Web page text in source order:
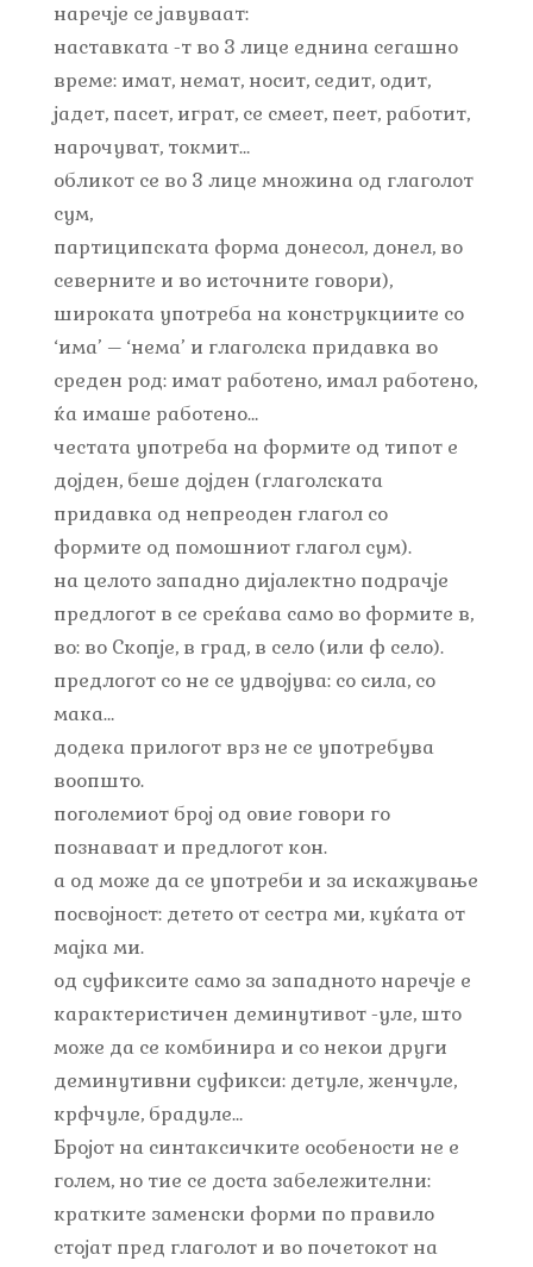
наречје се јавуваат:
наставката -т во 3 лице еднина сегашно
време: имат, немат, носит, седит, одит,
јадет, пасет, играт, се смеет, пеет, работит,
нарочуват, токмит…
обликот се во 3 лице множина од глаголот
сум,
партиципската форма донесол, донел, во
северните и во источните говори),
широката употреба на конструкциите со
‘има’ – ‘нема’ и глаголска придавка во
среден род: имат работено, имал работено,
ќа имаше работено…
честата употреба на формите од типот е
дојден, беше дојден (глаголската
придавка од непреоден глагол со
формите од помошниот глагол сум).
на целото западно дијалектно подрачје
предлогот в се среќава само во формите в,
во: во Скопје, в град, в село (или ф село).
предлогот со не се удвојува: со сила, со
мака…
додека прилогот врз не се употребува
воопшто.
поголемиот број од овие говори го
познаваат и предлогот кон.
а од може да се употреби и за искажување
посвојност: детето от сестра ми, куќата от
мајка ми.
од суфиксите само за западното наречје е
карактеристичен деминутивот -уле, што
може да се комбинира и со некои други
деминутивни суфикси: детуле, женчуле,
крфчуле, брадуле…
Бројот на синтаксичките особености не е
голем, но тие се доста забележителни:
кратките заменски форми по правило
стојат пред глаголот и во почетокот на